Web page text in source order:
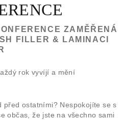
ZAMĚŘENÁ
FILLER & LAMINACI
rok vyvíjí a mění
před ostatními? Nespokojíte se s
občas, že jste na všechno sami